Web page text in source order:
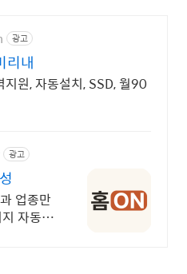
광고
리내
원, 자동설치, SSD, 월90
광고
업종만
자동